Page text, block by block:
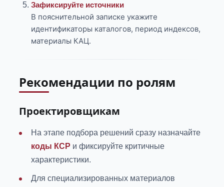
Зафиксируйте источники
В пояснительной записке укажите
идентификаторы каталогов, период индексов,
материалы КАЦ.
Рекомендации по ролям
Проектировщикам
На этапе подбора решений сразу назначайте
коды КСР и фиксируйте критичные
характеристики.
Для специализированных материалов